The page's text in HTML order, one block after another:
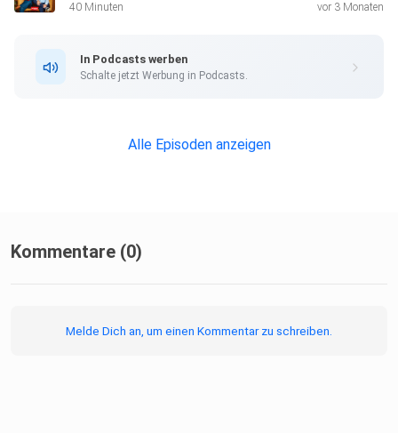
40 Minuten vor 3 Monaten
In Podcasts werben
Schalte jetzt Werbung in Podcasts.
Alle Episoden anzeigen
Kommentare (0)
Melde Dich an, um einen Kommentar zu schreiben.